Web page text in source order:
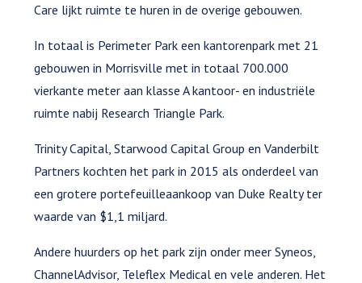
Care lijkt ruimte te huren in de overige gebouwen.
In totaal is Perimeter Park een kantorenpark met 21
gebouwen in Morrisville met in totaal 700.000
vierkante meter aan klasse A kantoor- en industriële
ruimte nabij Research Triangle Park.
Trinity Capital, Starwood Capital Group en Vanderbilt
Partners kochten het park in 2015 als onderdeel van
een grotere portefeuilleaankoop van Duke Realty ter
waarde van $1,1 miljard.
Andere huurders op het park zijn onder meer Syneos,
ChannelAdvisor, Teleflex Medical en vele anderen. Het